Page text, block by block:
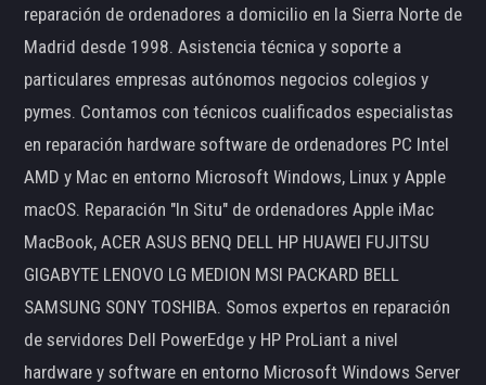
reparación de ordenadores a domicilio en la Sierra Norte de
Madrid desde 1998. Asistencia técnica y soporte a
particulares empresas autónomos negocios colegios y
pymes. Contamos con técnicos cualificados especialistas
en reparación hardware software de ordenadores PC Intel
AMD y Mac en entorno Microsoft Windows, Linux y Apple
macOS. Reparación "In Situ" de ordenadores Apple iMac
MacBook, ACER ASUS BENQ DELL HP HUAWEI FUJITSU
GIGABYTE LENOVO LG MEDION MSI PACKARD BELL
SAMSUNG SONY TOSHIBA. Somos expertos en reparación
de servidores Dell PowerEdge y HP ProLiant a nivel
hardware y software en entorno Microsoft Windows Server